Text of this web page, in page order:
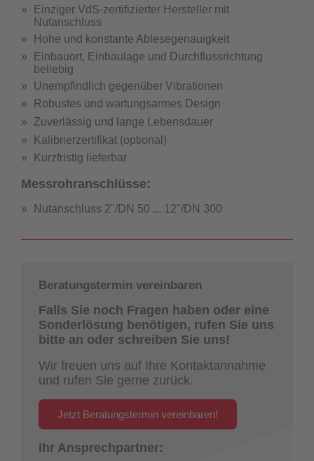
Einziger VdS-zertifizierter Hersteller mit
Nutanschluss
Hohe und konstante Ablesegenauigkeit
Einbauort, Einbaulage und Durchflussrichtung
beliebig
Unempfindlich gegenüber Vibrationen
Robustes und wartungsarmes Design
Zuverlässig und lange Lebensdauer
Kalibrierzertifikat (optional)
Kurzfristig lieferbar
Messrohranschlüsse:
Nutanschluss 2"/DN 50 ... 12"/DN 300
Beratungstermin vereinbaren
Falls Sie noch Fragen haben oder eine
Sonderlösung benötigen, rufen Sie uns
bitte an oder schreiben Sie uns!
Wir freuen uns auf Ihre Kontaktannahme
und rufen Sie gerne zurück.
Jetzt Beratungstermin vereinbaren!
Ihr Ansprechpartner: